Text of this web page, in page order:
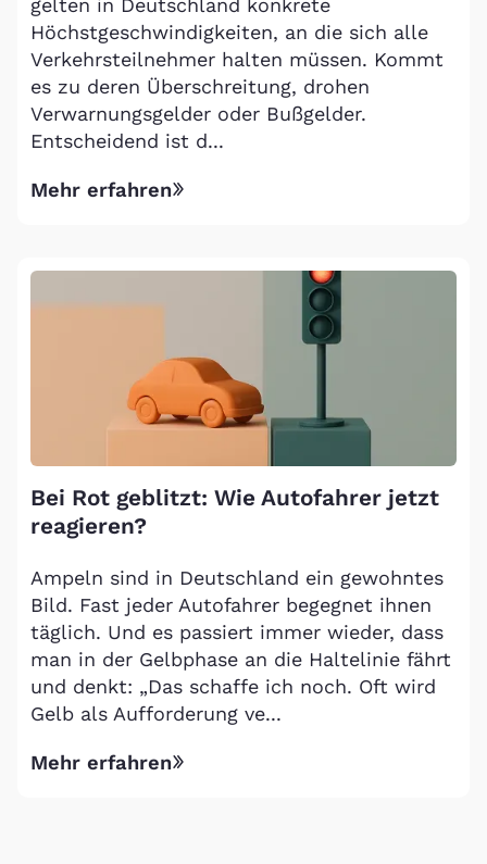
gelten in Deutschland konkrete
Höchstgeschwindigkeiten, an die sich alle
Verkehrsteilnehmer halten müssen. Kommt
es zu deren Überschreitung, drohen
Verwarnungsgelder oder Bußgelder.
Entscheidend ist d...
Mehr erfahren
Bei Rot geblitzt: Wie Autofahrer jetzt
reagieren?
Ampeln sind in Deutschland ein gewohntes
Bild. Fast jeder Autofahrer begegnet ihnen
täglich. Und es passiert immer wieder, dass
man in der Gelbphase an die Haltelinie fährt
und denkt: „Das schaffe ich noch. Oft wird
Gelb als Aufforderung ve...
Mehr erfahren